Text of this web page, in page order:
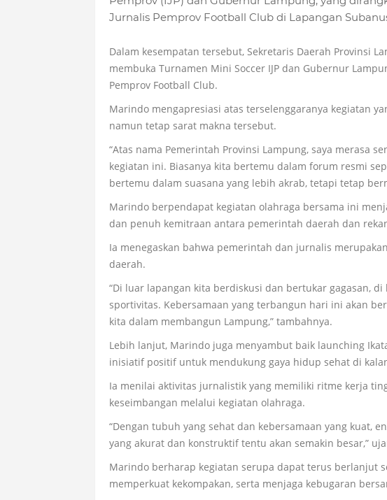
Jurnalis Pemprov Football Club di Lapangan
Dalam kesempatan tersebut, Sekretaris Daerah Provinsi
membuka Turnamen Mini Soccer IJP dan Gubernur
Pemprov Football Club.
Marindo mengapresiasi atas terselenggaranya kegiatan
namun tetap sarat makna tersebut.
“Atas nama Pemerintah Provinsi Lampung, saya merasa
kegiatan ini. Biasanya kita bertemu dalam forum resmi
bertemu dalam suasana yang lebih akrab, tetapi tetap
Marindo berpendapat kegiatan olahraga bersama ini
dan penuh kemitraan antara pemerintah daerah dan
Ia menegaskan bahwa pemerintah dan jurnalis
daerah.
“Di luar lapangan kita berdiskusi dan bertukar gagasan,
sportivitas. Kebersamaan yang terbangun hari ini akan
kita dalam membangun Lampung,” tambahnya.
Lebih lanjut, Marindo juga menyambut baik launching
inisiatif positif untuk mendukung gaya hidup sehat di
Ia menilai aktivitas jurnalistik yang memiliki ritme kerja
keseimbangan melalui kegiatan olahraga.
“Dengan tubuh yang sehat dan kebersamaan yang kuat,
yang akurat dan konstruktif tentu akan semakin besar,”
Marindo berharap kegiatan serupa dapat terus berlanjut
memperkuat kekompakan, serta menjaga kebugaran